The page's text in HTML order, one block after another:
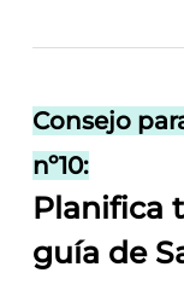
Consejo
nº10:
Planifica
guía de